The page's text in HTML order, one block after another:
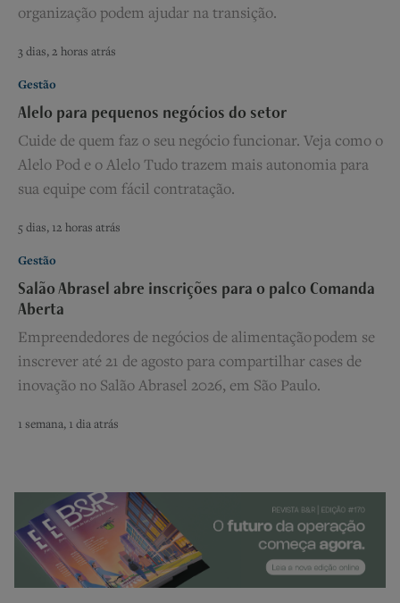
organização podem ajudar na transição.
3 dias, 2 horas atrás
Gestão
Alelo para pequenos negócios do setor
Cuide de quem faz o seu negócio funcionar. Veja como o
Alelo Pod e o Alelo Tudo trazem mais autonomia para
sua equipe com fácil contratação.
5 dias, 12 horas atrás
Gestão
Salão Abrasel abre inscrições para o palco Comanda
Aberta
Empreendedores de negócios de alimentação podem se
inscrever até 21 de agosto para compartilhar cases de
inovação no Salão Abrasel 2026, em São Paulo.
1 semana, 1 dia atrás